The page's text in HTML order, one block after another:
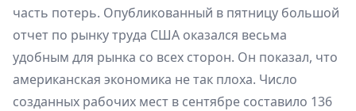
часть потерь. Опубликованный в пятницу большой
отчет по рынку труда США оказался весьма
удобным для рынка со всех сторон. Он показал, что
американская экономика не так плоха. Число
созданных рабочих мест в сентябре составило 136